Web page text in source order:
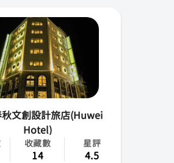
文創設計旅店(Huwei
Hotel)
收藏數
14
星評
4.5